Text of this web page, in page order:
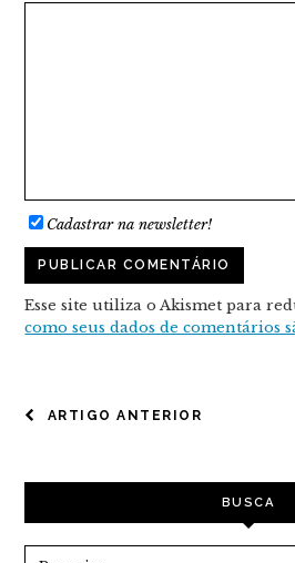
Cadastrar na newsletter!
Esse site utiliza o Akismet para
como seus dados de comentários
NAVEGAÇÃO
POST
ARTIGO ANTERIOR
BUSCA